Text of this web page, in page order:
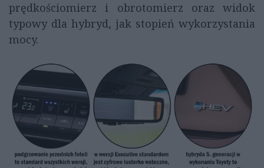
prędkościomierz i obrotomierz oraz widok
typowy dla hybryd, jak stopień wykorzystania
mocy.